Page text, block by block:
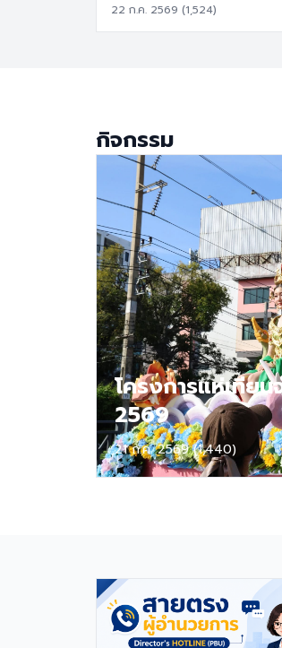
ไทย โรงเรียนสาธิต "พิบูลบำเพ็ญ"
มหาวิทยาลัยบูรพา มีความประสงค์จะรับ
เดือน สวัสดิการการต่ออายุ Visa และ
Work Permit ประกันสุขภาพเอกชน
คุณสมบัติประจำตำแหน่ง สำเร็จการ
ศึกษาระดับปริญญาตรี ในสาขาวิ
คณิตศาสตร์ ภาษาอังกฤษ วิทย
สังคมศึกษา สุขศึกษา/พลศึกษา ศิลปะ
หรือสาขาอื่นที่เกี่ยวข้อง เป็นผู้ใช้ภาษา
อังกฤษเป็นภาษาแม่ (Native
Speaker) หรือหากไม่ใช่เจ้าของ
ต้องมีผลการทดสอบภาษาอังก
TOEIC ไม่ต่ำกว่า 785 คะแนน หากมี
ประสบการณ์ด้านการจัดการเรีย
สอนจะได้รับการพิจารณาเป็นพิเ
เอกสารประกอบการสมัครและก
ผู้สนใจสามารถส่ง ประวัติส่วนตัว (CV),
สำเนาหนังสือเดินทาง
สำเนาใบปริญญาบัตร, เอกสารรั
ๆ ที่เกี่ยวข้อง พร้อมทั้งวิดีโอแน
สั้น ๆ (Short Introduction Video)
ได้ที่อีเมล hr@satit.buu.ac.th 🇬🇧
for teaching positions
Kindergarten, Primary, and
School levels. Benefits Monthly
22 ก.ค. 2569 (1,524)
กิจกรรม
โครงการแห่เทียน
2569
21 ก.ค. 2569 (1,440)